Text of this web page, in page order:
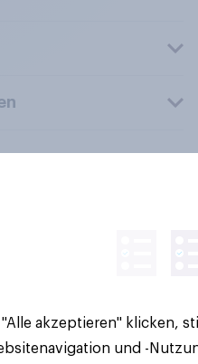
Rechte vorbehalten.
"Alle akzeptieren" klicken,
und -